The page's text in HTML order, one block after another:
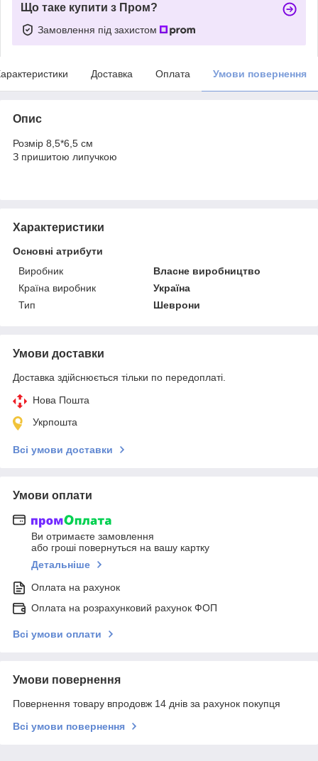
Що таке купити з Пром?
Замовлення під захистом
Доставка Оплата Умови повернення
Опис
Розмір 8,5*6,5 см
З пришитою липучкою
Характеристики
Основні атрибути
Виробник
Власне виробництво
Країна виробник
Україна
Тип
Шеврони
Умови доставки
Доставка здійснюється тільки по передоплаті.
Нова Пошта
Укрпошта
Всі умови доставки
Умови оплати
Ви отримаєте замовлення
або гроші повернуться на вашу картку
Детальніше
Оплата на рахунок
Оплата на розрахунковий рахунок ФОП
Всі умови оплати
Умови повернення
Повернення товару впродовж 14 днів за рахунок покупця
Всі умови повернення